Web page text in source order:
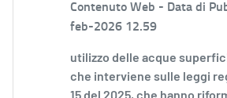
Contenuto Web - Data di
feb-2026 12.59
utilizzo delle acque
che interviene sulle leggi